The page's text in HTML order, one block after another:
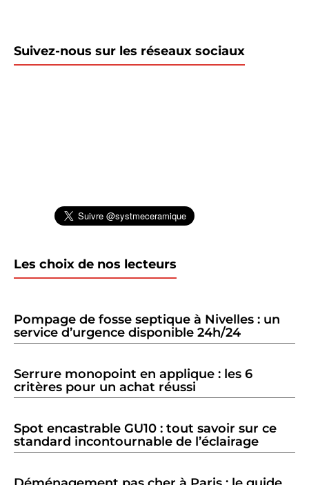
Suivez-nous sur les réseaux sociaux
Les choix de nos lecteurs
Pompage de fosse septique à Nivelles : un
service d’urgence disponible 24h/24
Serrure monopoint en applique : les 6
critères pour un achat réussi
Spot encastrable GU10 : tout savoir sur ce
standard incontournable de l’éclairage